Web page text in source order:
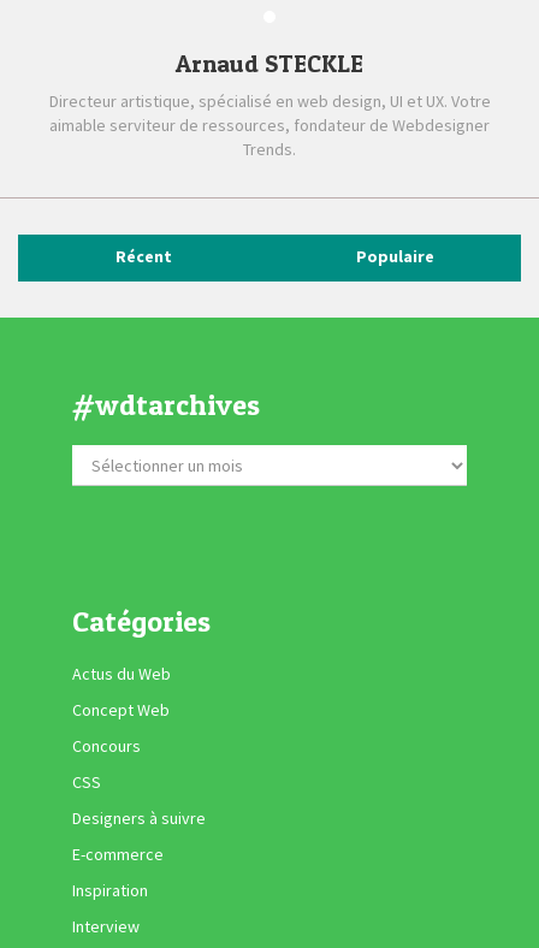
Arnaud STECKLE
Directeur artistique, spécialisé en web design, UI et UX. Votre
aimable serviteur de ressources, fondateur de Webdesigner
Trends.
Récent Populaire
#wdtarchives
Catégories
Actus du Web
Concept Web
Concours
CSS
Designers à suivre
E-commerce
Inspiration
Interview